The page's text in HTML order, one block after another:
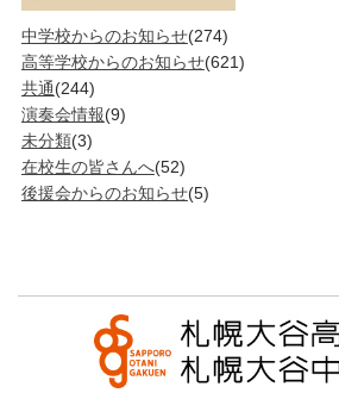
中学校からのお知らせ(274)
高等学校からのお知らせ(621)
共通(244)
演奏会情報(9)
未分類(3)
在校生の皆さんへ(52)
後援会からのお知らせ(5)